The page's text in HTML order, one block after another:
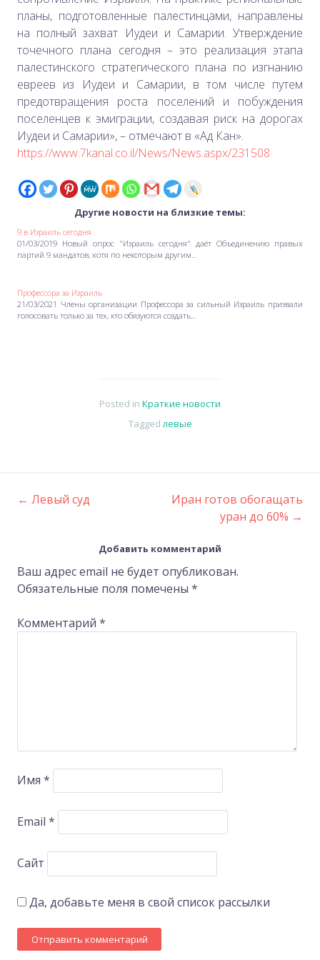
планы, подготовленные палестинцами, направлены
на полный захват Иудеи и Самарии. Утверждение
точечного плана сегодня – это реализация этапа
палестинского стратегического плана по изгнанию
евреев из Иудеи и Самарии, в том числе путем
предотвращения роста поселений и побуждения
поселенцев к эмиграции, создавая риск на дорогах
Иудеи и Самарии», – отмечают в «Ад Кан».
https://www.7kanal.co.il/News/News.aspx/231508
Другие новости на близкие темы:
9 в Израиль сегодня
01/03/2019 Новый опрос "Израиль сегодня" даёт Объединению правых
партий 9 мандатов, хотя по некоторым другим…
Профессора за Израиль
21/03/2021 Члены организации Профессора за сильный Израиль призвали
голосовать только за тех, кто обязуются создать…
Posted in Краткие новости
Taggedлевые
Post
navigation
← Левый суд
Иран готов обогащать
уран до 60% →
Добавить комментарий
Ваш адрес email не будет опубликован.
Обязательные поля помечены *
Комментарий *
Имя *
Email *
Сайт
Да, добавьте меня в свой список рассылки